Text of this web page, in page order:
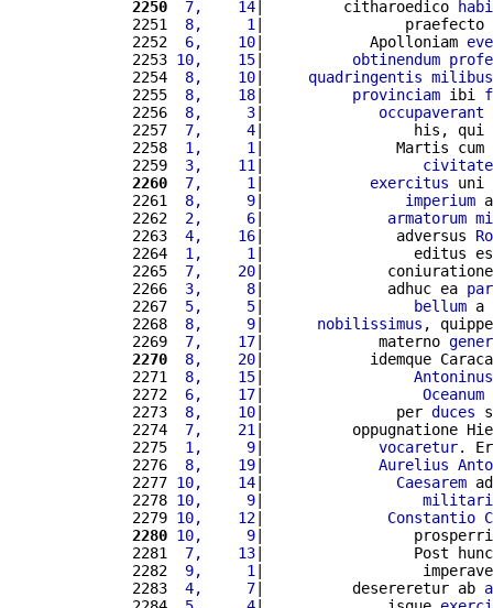
2250
7,    14|         citharoedico
2251
8,     1 |                praefecto
2252
6,    10|            Apolloniam
2253 10,    15| obtinendum
2254
8,    10| quadringentis milibus
2255
8,    18| provinciam ibi
2256
8,     3| occupaverant
2257
7,     4|                 his, qui
2258
1,     1 |               Martis cum
2259
3,    11 |
2260
7,     1 | exercitus uni
2261
8,     9| imperium
2262
2,     6| armatorum
2263
4,    16|               adversus
2264
1,     1 |                 editus
2265
7,    20|
2266
3,     8|              adhuc ea
2267
5,     5| bellum a
2268
8,     9| nobilissimus ,
2269
7,    17|             materno
2270
8,    20|            idemque
2271
8,    15| Antoninus
2272
6,    17| Oceanum
2273
8,    10|               per duces
2274
7,    21 |          oppugnatione
2275
1,     9| vocaretur.
2276
8,    19| Aurelius
2277 10,    14| Caesarem
2278 10,     9| militari
2279 10,    12| Constantio
2280 10,     9|
2281
7,    13|                 Post
2282
9,     1 |
2283
4,     7|          desereretur ab